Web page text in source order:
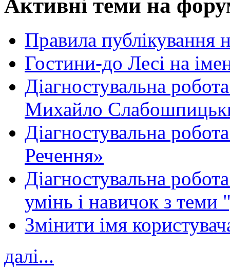
Активні теми на
Правила публікування
Гостини-до Лесі на
Діагностувальна
Михайло
Діагностувальна
Речення»
Діагностувальна
умінь і навичок з теми
Змінити імя
далі...